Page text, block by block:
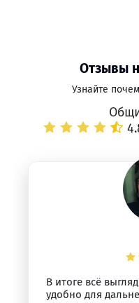
Отзывы
Узнайте
В итоге всё
удобно для